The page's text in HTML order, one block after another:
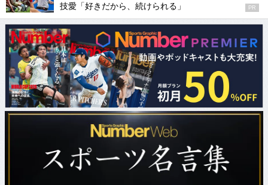
技愛「好きだから、続けられる」
PR